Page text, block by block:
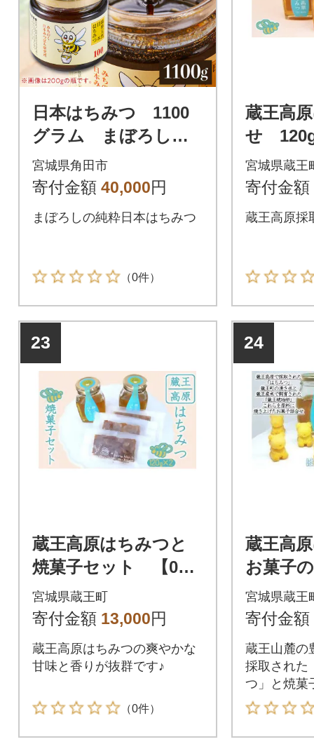
日本はちみつ 1100
グラム まぼろしの
純粋日本はちみつ
宮城県角田市
寄付金額 40,000円
まぼろしの純粋日本はちみつ
（0件）
蔵王高
せ
01-0296
宮城県蔵王
寄付金額
蔵王高原採
23
蔵王高原はちみつと
焼菓子セット 【043
01-0293】
宮城県蔵王町
寄付金額 13,000円
蔵王高原はちみつの爽やかな
甘味と香りが抜群です♪
（0件）
24
蔵王高
お菓子
4301-
宮城県蔵王
寄付金額
蔵王山麓の
採取された
つ」と焼菓